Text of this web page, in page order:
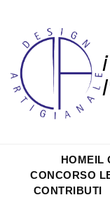
HOMEIL
CONCORSO
CONTRIBUTI